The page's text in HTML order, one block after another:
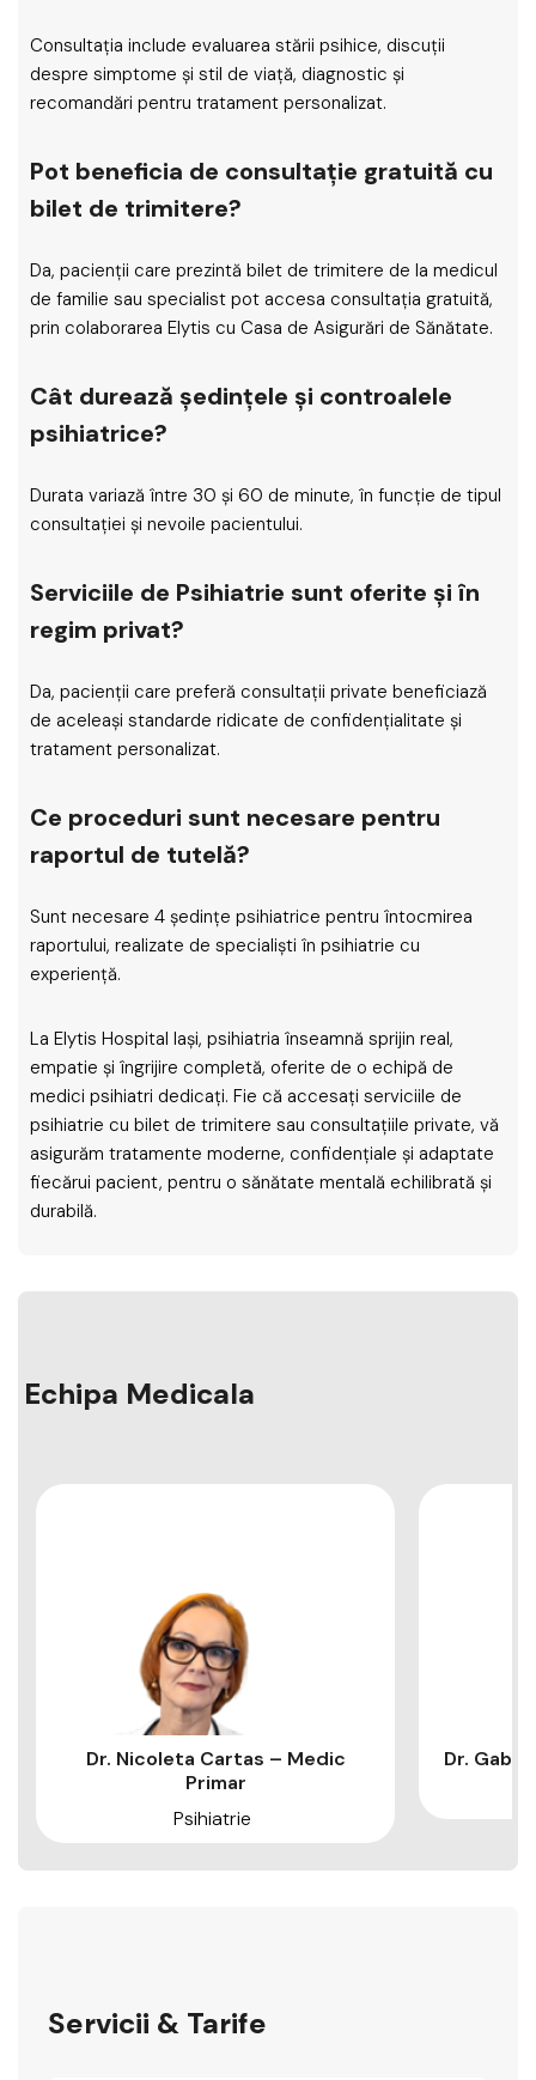
Consultația include evaluarea stării psihice, discuții
despre simptome și stil de viață, diagnostic și
recomandări pentru tratament personalizat.
Pot beneficia de consultație gratuită cu
bilet de trimitere?
Da, pacienții care prezintă bilet de trimitere de la medicul
de familie sau specialist pot accesa consultația gratuită,
prin colaborarea Elytis cu Casa de Asigurări de Sănătate.
Cât durează ședințele și controalele
psihiatrice?
Durata variază între 30 și 60 de minute, în funcție de tipul
consultației și nevoile pacientului.
Serviciile de Psihiatrie sunt oferite și în
regim privat?
Da, pacienții care preferă consultații private beneficiază
de aceleași standarde ridicate de confidențialitate și
tratament personalizat.
Ce proceduri sunt necesare pentru
raportul de tutelă?
Sunt necesare 4 ședințe psihiatrice pentru întocmirea
raportului, realizate de specialiști în psihiatrie cu
experiență.
La Elytis Hospital Iași, psihiatria înseamnă sprijin real,
empatie și îngrijire completă, oferite de o echipă de
medici psihiatri dedicați. Fie că accesați serviciile de
psihiatrie cu bilet de trimitere sau consultațiile private, vă
asigurăm tratamente moderne, confidențiale și adaptate
fiecărui pacient, pentru o sănătate mentală echilibrată și
durabilă.
Echipa Medicala
Dr. Nicoleta Cartas – Medic
Primar
Psihiatrie
Dr.
Servicii & Tarife